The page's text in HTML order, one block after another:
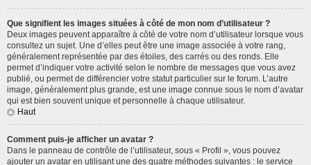
Que signifient les images situées à côté de mon nom d’utilisateur ?
Deux images peuvent apparaître à côté de votre nom d’utilisateur lorsque vous
consultez un sujet. Une d’elles peut être une image associée à votre rang,
généralement représentée par des étoiles, des carrés ou des ronds. Elle
permet d’indiquer votre activité selon le nombre de messages que vous avez
publié, ou permet de différencier votre statut particulier sur le forum. L’autre
image, généralement plus grande, est une image connue sous le nom d’avatar
qui est bien souvent unique et personnelle à chaque utilisateur.
Haut
Comment puis-je afficher un avatar ?
Dans le panneau de contrôle de l’utilisateur, sous « Profil », vous pouvez
ajouter un avatar en utilisant une des quatre méthodes suivantes : le service